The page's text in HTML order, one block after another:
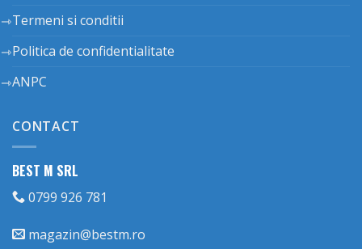
Termeni si conditii
Politica de confidentialitate
ANPC
CONTACT
BEST M SRL
0799 926 781
magazin@bestm.ro